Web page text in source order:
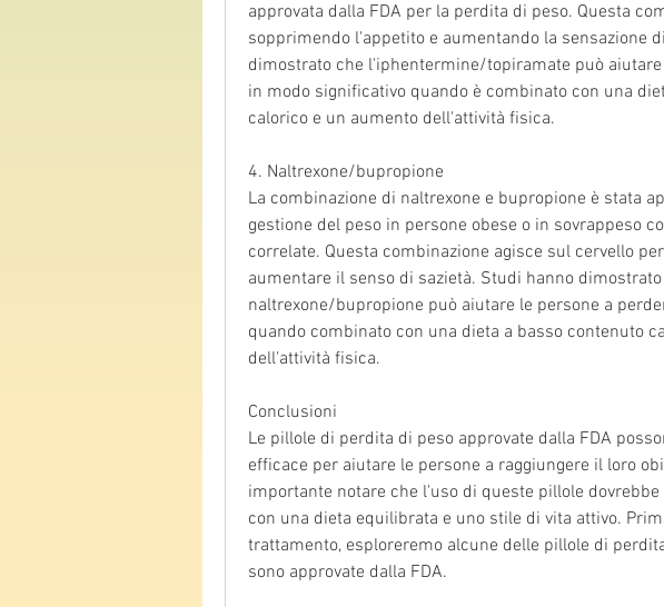
approvata dalla FDA per la perdita di peso. Questa
sopprimendo l'appetito e aumentando la sensazione
dimostrato che l'iphentermine/topiramate può
in modo significativo quando è combinato con una
calorico e un aumento dell'attività fisica.
4. Naltrexone/bupropione
La combinazione di naltrexone e bupropione è stata
gestione del peso in persone obese o in sovrappeso
correlate. Questa combinazione agisce sul cervello
aumentare il senso di sazietà. Studi hanno
naltrexone/bupropione può aiutare le persone a
quando combinato con una dieta a basso contenuto
dell'attività fisica.
Conclusioni
Le pillole di perdita di peso approvate dalla FDA
efficace per aiutare le persone a raggiungere il loro
importante notare che l'uso di queste pillole
con una dieta equilibrata e uno stile di vita attivo.
trattamento, esploreremo alcune delle pillole di
sono approvate dalla FDA.